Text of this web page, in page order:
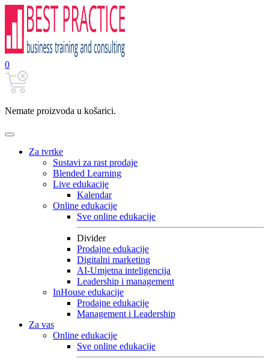
0
Nemate proizvoda u košarici.
Za tvrtke
Sustavi za rast prodaje
Blended Learning
Live edukacije
Kalendar
Online edukacije
Sve online edukacije
Divider
Prodajne edukacije
Digitalni marketing
AI-Umjetna inteligencija
Leadership i management
InHouse edukacije
Prodajne edukacije
Management i Leadership
Za vas
Online edukacije
Sve online edukacije